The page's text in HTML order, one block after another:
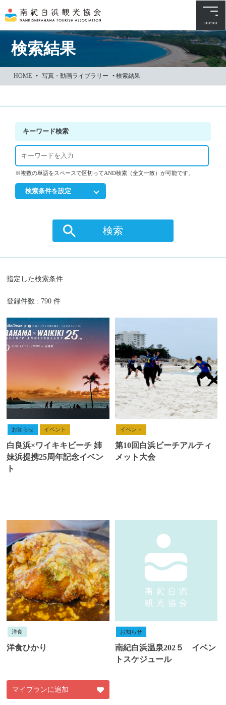
文
に
ッ
menu
検索結果
HOME • 写真・動画ライブラリー •検索結果
キーワード検索
※複数の単語をスペースで区切ってAND検索（全文一致）が可能です。
検索条件を設定
検索
指定した検索条件
登録件数 : 790 件
お知らせ イベント
白良浜×ワイキキビーチ 姉
妹浜提携25周年記念イベン
ト
イベント
第10回白浜ビーチアルティ
メット大会
洋食
洋食ひかり
マイプランに追加
お知らせ
南紀白浜温泉202５ イベン
トスケジュール